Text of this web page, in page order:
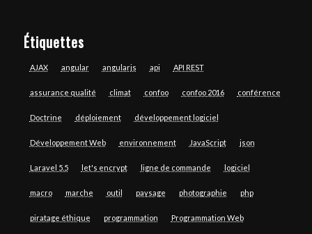
Étiquettes
AJAX angular angularjs api API REST
assurance qualité climat confoo confoo 2016 conférence
Doctrine déploiement développement logiciel
Développement Web environnement JavaScript json
Laravel 5.5 let's encrypt ligne de commande logiciel
macro marche outil paysage photographie php
piratage éthique programmation Programmation Web